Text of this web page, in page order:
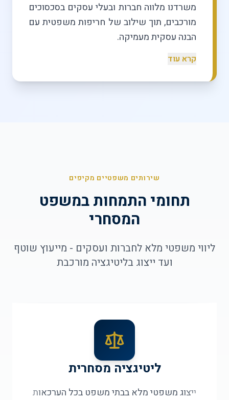
משרדנו מלווה חברות ובעלי עסקים בסכסוכים
מורכבים, תוך שילוב של חריפות משפטית עם
הבנה עסקית מעמיקה.
קרא עוד
שירותים משפטיים מקיפים
תחומי התמחות במשפט
המסחרי
ליווי משפטי מלא לחברות ועסקים - מייעוץ שוטף
ועד ייצוג בליטיגציה מורכבת
ליטיגציה מסחרית
ייצוג משפטי מלא בבתי משפט בכל הערכאות